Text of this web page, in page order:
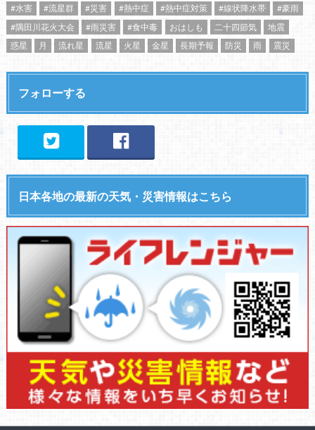
#水害
#流星群 #災害 #熱中症 #熱中症対策 #線状降水帯
#豪雨
#隅田川花火大会
#雨災害 #食中毒 おはしも 二十四節気
地震
惑星
月 流れ星 流星 火星 金星 長期予報 防災 雨 震災
フォローする
日本各地の最新の天気・災害情報はこちら